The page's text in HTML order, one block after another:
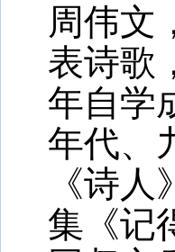
周伟文
表诗歌
年自学
年代、
《诗
集《记